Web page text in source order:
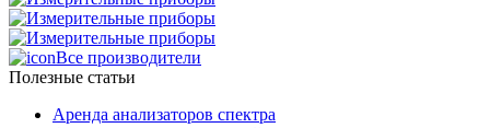
Все производители
Полезные статьи
Аренда анализаторов спектра